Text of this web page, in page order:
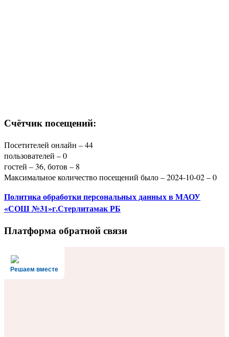
Счётчик посещений:
Посетителей онлайн – 44
пользователей – 0
гостей – 36, ботов – 8
Максимальное количество посещений было – 2024-10-02 – 0
Политика обработки персональных данныхв МАОУ
«СОШ №31»г.Стерлитамак РБ
Платформа обратной связи
Решаем вместе